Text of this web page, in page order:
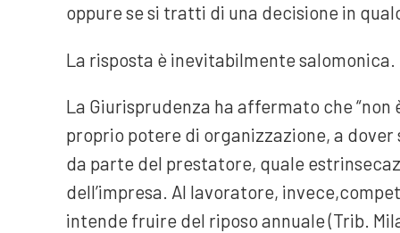
oppure se si tratti di una decisione in
La risposta è inevitabilmente salomonica.
La Giurisprudenza ha affermato che
proprio potere di organizzazione, a
da parte del prestatore, quale
dell’impresa. Al lavoratore,
intende fruire del riposo annuale (Trib.